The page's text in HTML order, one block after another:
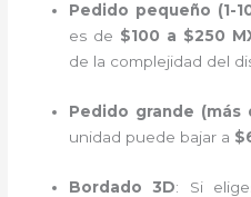
Pedido pequeño (1-
es de $100 a $250
de la complejidad del
Pedido grande (más
unidad puede bajar a
Bordado 3D: Si